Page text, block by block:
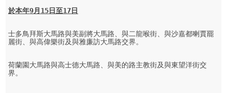
於本年9月 15日至17日
士多鳥拜斯大馬路與美副將大馬路、與二龍喉街、與沙嘉都喇賈罷
麗街、與高偉樂街及與雅廉訪大馬路交界。
荷蘭園大馬路與高士德大馬路、與美的路主教街及與東望洋街交
界。